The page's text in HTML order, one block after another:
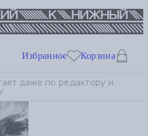
Избранное Корзина